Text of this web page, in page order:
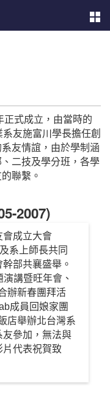
正式成立，由當時的
友施富川學長擔任創
友情誼，由於學制涵
二技及學分班，各學
聯繫。
2007)
會成立大會
系上師長共同
部共襄盛舉。
講暨旺年會、
辦新春團拜活
成員回娘家團
店舉辦北台灣系
友參加，無法與
代表祝賀致